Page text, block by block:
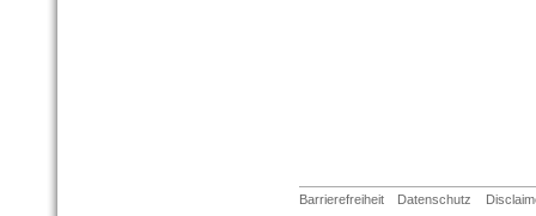
Barrierefreiheit Datenschutz